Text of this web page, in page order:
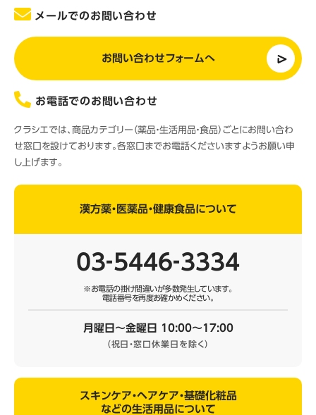
メールでのお問い合わせ
お問い合わせフォームへ
お電話でのお問い合わせ
クラシエでは、商品カテゴリー（薬品・生活用品・食品）ごとにお問い合わ
せ窓口を設けております。各窓口までお電話くださいますようお願い申
し上げます。
漢方薬・医薬品・健康食品について
03‐5446‐3334
※お電話の掛け間違いが多数発生しています。
電話番号を再度お確かめください。
月曜日～金曜日 10:00～17:00
（祝日・窓口休業日を除く）
スキンケア・ヘアケア・基礎化粧品
などの生活用品について